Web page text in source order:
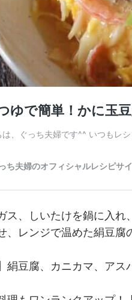
ス、しいたけを鍋に入
、レンジで温めた絹豆腐
絹豆腐、カニカマ、ア